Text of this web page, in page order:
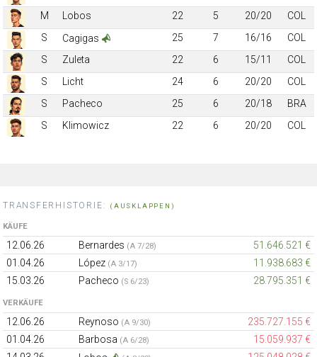
M
Lobos 22 5 20/20
COL
S
Cagigas 25 7 16/16
COL
S
Zuleta 22 6 15/11
COL
S
Licht 24 6 20/20
COL
S
Pacheco 25 6 20/18
BRA
S
Klimowicz 22 6 20/20 COL
TRANSFERHISTORIE: (AUSKLAPPEN)
KÄUFE
12.06.26 Bernardes (A 7/28)
51.646.521 €
01.04.26
López (A 3/17)
11.938.683 €
15.03.26
Pacheco (S 6/23) 28.795.351 €
VERKÄUFE
12.06.26 Reynoso (A 9/30)
235.727.155 €
01.04.26
Barbosa (A 6/28)
15.059.937 €